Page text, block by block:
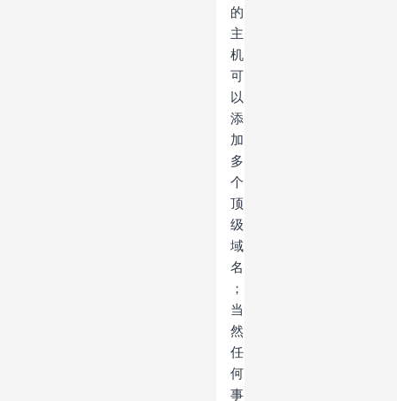
的
主
机
可
以
添
加
多
个
顶
级
域
名
；
当
然
任
何
事